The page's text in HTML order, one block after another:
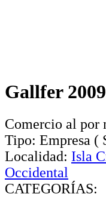
Gallfer
Comercio al por
Tipo: Empresa (
Localidad: Isla
Occidental
CATEGORÍAS: